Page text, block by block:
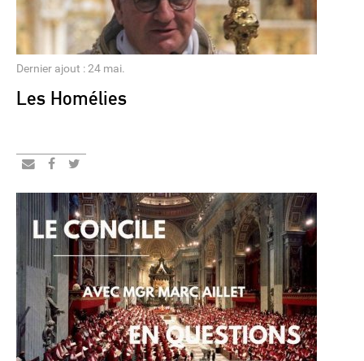
Dernier ajout : 24 mai.
Les Homélies